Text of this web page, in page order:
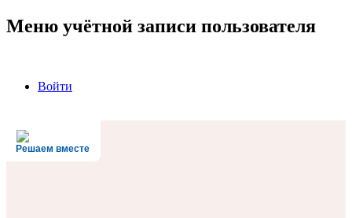
Меню учётной записи пользователя
Войти
Решаем вместе